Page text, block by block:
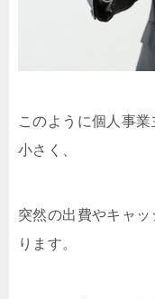
このように個人事
小さく、
突然の出費やキャ
ります。